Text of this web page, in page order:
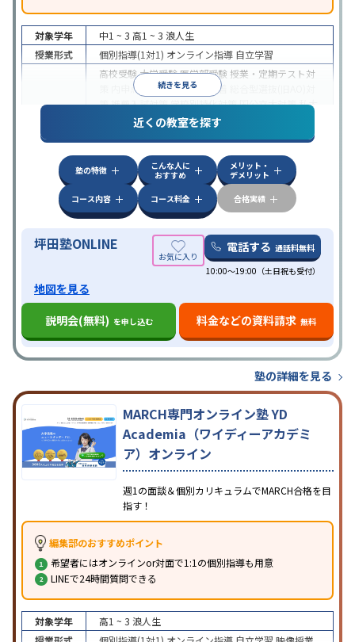
続きを見る
対象学年 中1 ~ 3 高1 ~ 3 浪人生
授業形式
個別指導(1対1) オンライン指導 自立学習
高校受験大学受験医学部受験 授業・定期テスト対
内申点対策学習習慣の定着
策推薦入試対策学校別特化対策国公立大対策私大
共通テスト対策英検(英語検定)対策
その
特徴
中高一貫校生に対応授業の振替可能 不登校生に対
学習にPC・タブレットを利用オンライン対応
科目から受講可能季節講習のみの受講可発達障害
の子どもに対応
近くの教室を探す
塾の特徴
こんな人に
おすすめ
メリット・
デメリット
コース内容
コース料金 合格実績
坪田塾ONLINE 電話する 通話料無料
10:00～19:00（土日祝も受付）
地図を見る
説明会(無料) を申し込む 料金などの資料請求 無料
塾の詳細を見る
MARCH専門オンライン塾 YD
Academia（ワイディーアカデミ
ア）オンライン
週1の面談＆個別カリキュラムでMARCH合格を目
指す！
編集部のおすすめポイント
希望者にはオンラインor対面で1:1の個別指導も用意
LINEで24時間質問できる
対象学年 高1 ~ 3 浪人生